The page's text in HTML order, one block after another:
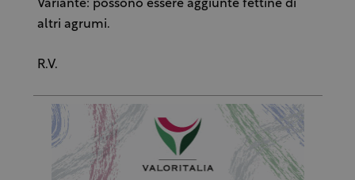
Variante: possono essere aggiunte fettine di
altri agrumi.
R.V.